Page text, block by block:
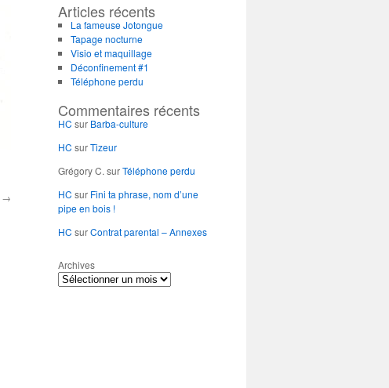
→
Articles récents
La fameuse Jotongue
Tapage nocturne
Visio et maquillage
Déconfinement #1
Téléphone perdu
Commentaires récents
HC sur Barba-culture
HC surTizeur
Grégory C. surTéléphone perdu
HC sur Fini ta phrase, nom d’une
pipe en bois !
HC surContrat parental – Annexes
Archives